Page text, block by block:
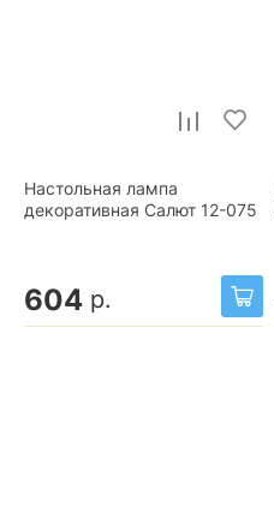
Настольная лампа
декоративная Салют 12-075
604 р.